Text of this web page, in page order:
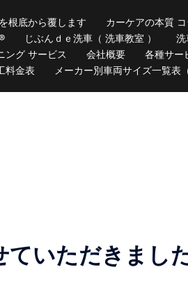
根底から覆します カーケアの本質
じぶんｄｅ洗車（ 洗車教室 ）
洗
ング サービス
会社概要 各種サー
料金表
メーカー別車両サイズ一覧表
ていただきまし